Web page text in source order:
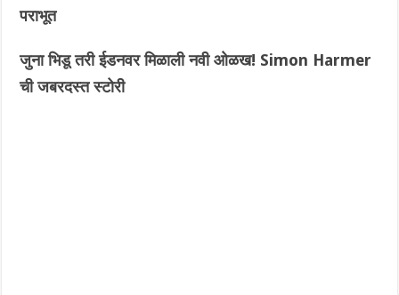
पराभूत
जुना भिडू तरी ईडनवर मिळाली नवी ओळख! Simon Harmer
ची जबरदस्त स्टोरी